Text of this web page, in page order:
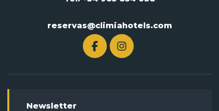
reservas@climiahotels.com
Newsletter